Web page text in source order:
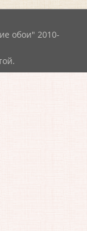
обои" 2010-